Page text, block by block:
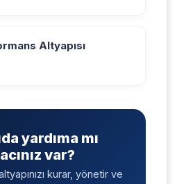
Altyapısı
yardıma mı
var?
kurar, yönetir ve